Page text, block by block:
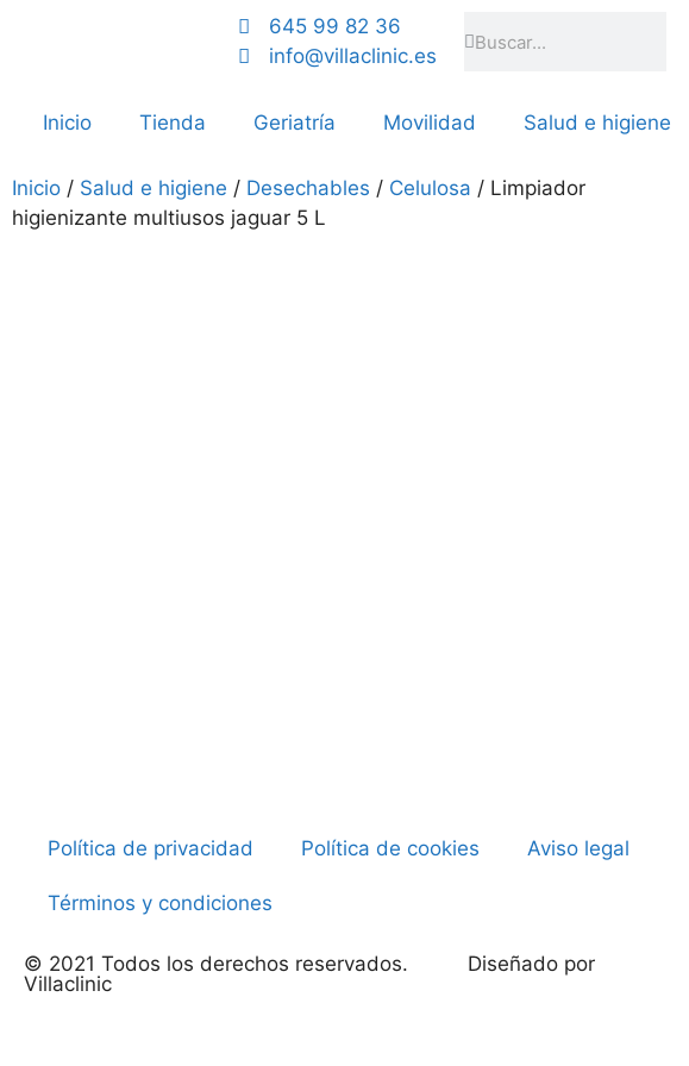
645 99 82 36
info@villaclinic.es
Inicio Tienda Geriatría Movilidad Salud e higiene
Inicio / Salud e higiene / Desechables / Celulosa / Limpiador
higienizante multiusos jaguar 5 L
Política de privacidad Política de cookies Aviso legal
Términos y condiciones
© 2021 Todos los derechos reservados.
Villaclinic
Diseñado por